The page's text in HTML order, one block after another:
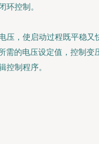
环控制。
，使启动过程既平稳又
的电压设定值，控制变
控制程序。